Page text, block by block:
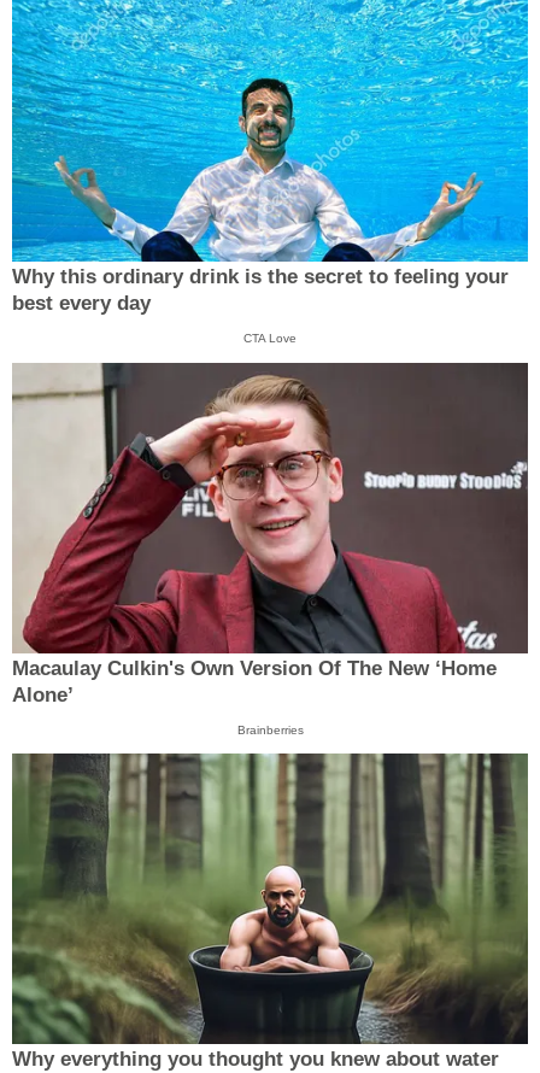
Why this ordinary drink is the secret to feeling your
best every day
CTA Love
Macaulay Culkin's Own Version Of The New ‘Home
Alone’
Brainberries
Why everything you thought you knew about water